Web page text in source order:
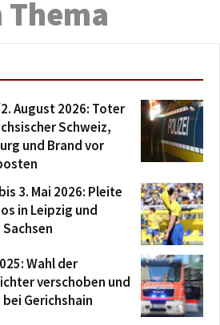
Thema
August 2026: Toter
Schweiz,
und Brand vor
3. Mai 2026: Pleite
in Leipzig und
Wahl der
verschoben und
Gerichshain